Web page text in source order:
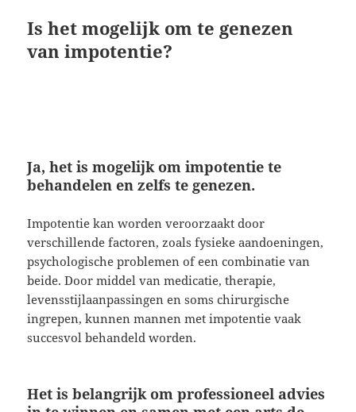
Is het mogelijk om te genezen
van impotentie?
Ja, het is mogelijk om impotentie te
behandelen en zelfs te genezen.
Impotentie kan worden veroorzaakt door
verschillende factoren, zoals fysieke aandoeningen,
psychologische problemen of een combinatie van
beide. Door middel van medicatie, therapie,
levensstijlaanpassingen en soms chirurgische
ingrepen, kunnen mannen met impotentie vaak
succesvol behandeld worden.
Het is belangrijk om professioneel advies